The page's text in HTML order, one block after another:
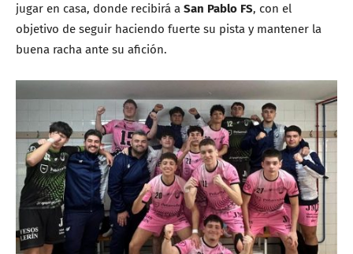
jugar en casa, donde recibirá a San Pablo FS, con el
objetivo de seguir haciendo fuerte su pista y mantener la
buena racha ante su afición.